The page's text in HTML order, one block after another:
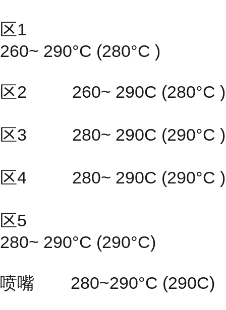
区1
260~ 290°C (280°C )
区2 260~ 290C (280°C )
区3 280~ 290C (290°C )
区4 280~ 290C (290°C )
区5
280~ 290°C (290°C)
喷嘴 280~290°C (290C)